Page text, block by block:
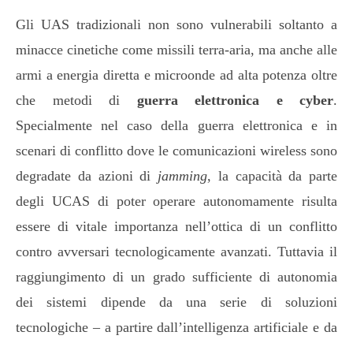
Gli UAS tradizionali non sono vulnerabili soltanto a
minacce cinetiche come missili terra-aria, ma anche alle
armi a energia diretta e microonde ad alta potenza oltre
che metodi di guerra elettronica e cyber.
Specialmente nel caso della guerra elettronica e in
scenari di conflitto dove le comunicazioni wireless sono
degradate da azioni di jamming, la capacità da parte
degli UCAS di poter operare autonomamente risulta
essere di vitale importanza nell’ottica di un conflitto
contro avversari tecnologicamente avanzati. Tuttavia il
raggiungimento di un grado sufficiente di autonomia
dei sistemi dipende da una serie di soluzioni
tecnologiche – a partire dall’intelligenza artificiale e da